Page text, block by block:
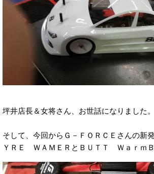
坪井店長＆女将さん、お世話になりました。
そして、今回からＧ－ＦＯＲＣＥさんの新
ＹＲＥ ＷＡＭＥＲとＢＵＴＴ ＷａｒｍＢ